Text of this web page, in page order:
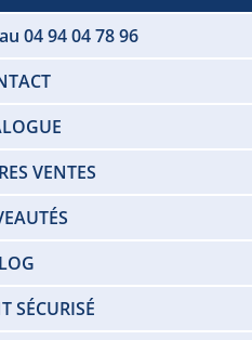
04 94 04 78 96
VENTES
SÉCURISÉ